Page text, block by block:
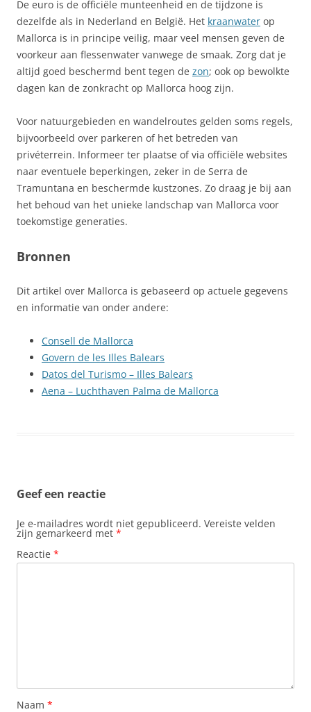
De euro is de officiële munteenheid en de tijdzone is
dezelfde als in Nederland en België. Het kraanwater op
Mallorca is in principe veilig, maar veel mensen geven de
voorkeur aan flessenwater vanwege de smaak. Zorg dat je
altijd goed beschermd bent tegen de zon; ook op bewolkte
dagen kan de zonkracht op Mallorca hoog zijn.
Voor natuurgebieden en wandelroutes gelden soms regels,
bijvoorbeeld over parkeren of het betreden van
privéterrein. Informeer ter plaatse of via officiële websites
naar eventuele beperkingen, zeker in de Serra de
Tramuntana en beschermde kustzones. Zo draag je bij aan
het behoud van het unieke landschap van Mallorca voor
toekomstige generaties.
Bronnen
Dit artikel over Mallorca is gebaseerd op actuele gegevens
en informatie van onder andere:
Consell de Mallorca
Govern de les Illes Balears
Datos del Turismo – Illes Balears
Aena – Luchthaven Palma de Mallorca
Geef een reactie
Je e-mailadres wordt niet gepubliceerd. Vereiste velden
zijn gemarkeerd met *
Reactie *
Naam *